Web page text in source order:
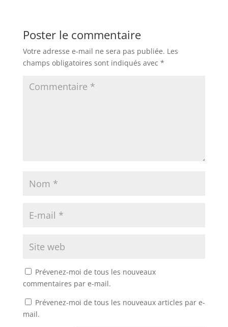
Poster le commentaire
Votre adresse e-mail ne sera pas publiée. Les
champs obligatoires sont indiqués avec *
Prévenez-moi de tous les nouveaux
commentaires par e-mail.
Prévenez-moi de tous les nouveaux articles par e-
mail.